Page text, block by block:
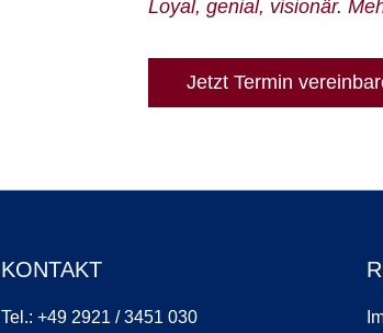
Loyal, genial, visionär.
Jetzt Termin
KONTAKT
Tel.: +49 2921 / 3451 030